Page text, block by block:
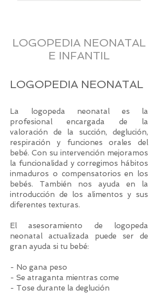
LOGOPEDIA NEONATAL
E INFANTIL
LOGOPEDIA NEONATAL
La logopeda neonatal es la
profesional encargada de la
valoración de la succión, deglución,
respiración y funciones orales del
bebé. Con su intervención mejoramos
la funcionalidad y corregimos hábitos
inmaduros o compensatorios en los
bebés. También nos ayuda en la
introducción de los alimentos y sus
diferentes texturas.
El asesoramiento de logopeda
neonatal actualizada puede ser de
gran ayuda si tu bebé:
- No gana peso
- Se atraganta mientras come
- Tose durante la deglución